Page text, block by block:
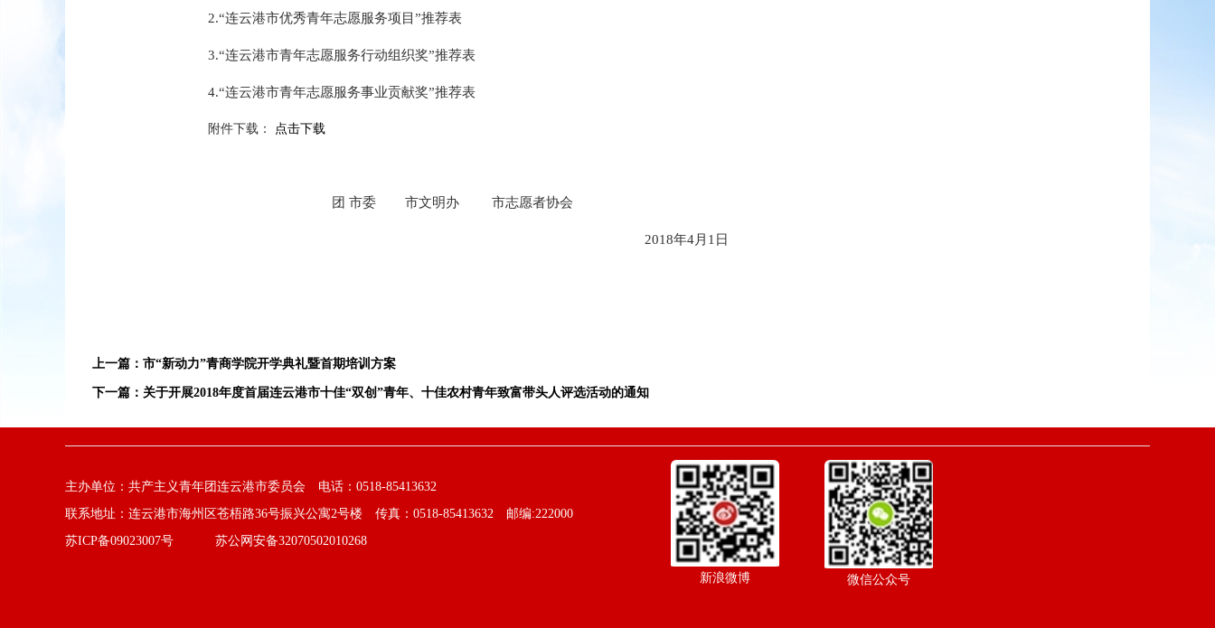
2.“连云港市优秀青年志愿服务项目”推荐表
3.“连云港市青年志愿服务行动组织奖”推荐表
4.“连云港市青年志愿服务事业贡献奖”推荐表
附件下载： 点击下载
团 市委 市文明办 市志愿者协会
2018年4月1日
上一篇： 市“新动力”青商学院开学典礼暨首期培训方案
下一篇： 关于开展2018年度首届连云港市十佳“双创”青年、十佳农村青年致富带头人评选活动的通知
主办单位：共产主义青年团连云港市委员会 电话：0518-85413632
联系地址：连云港市海州区苍梧路36号振兴公寓2号楼 传真：0518-85413632 邮编:222000
苏ICP备09023007号
苏公网安备32070502010268
新浪微博 微信公众号